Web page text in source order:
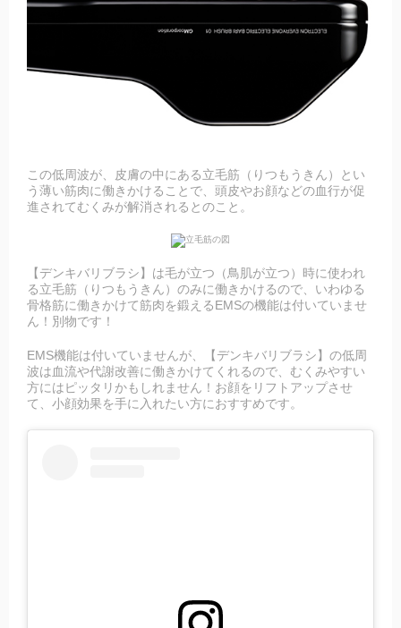
この低周波が、皮膚の中にある立毛筋（りつもうきん）とい
う薄い筋肉に働きかけることで、頭皮やお顔などの血行が促
進されてむくみが解消されるとのこと。
【デンキバリブラシ】は毛が立つ（鳥肌が立つ）時に使われ
る立毛筋（りつもうきん）のみに働きかけるので、いわゆる
骨格筋に働きかけて筋肉を鍛えるEMSの機能は付いていませ
ん！別物です！
EMS機能は付いていませんが、【デンキバリブラシ】の低周
波は血流や代謝改善に働きかけてくれるので、むくみやすい
方にはピッタリかもしれません！お顔をリフトアップさせ
て、小顔効果を手に入れたい方におすすめです。